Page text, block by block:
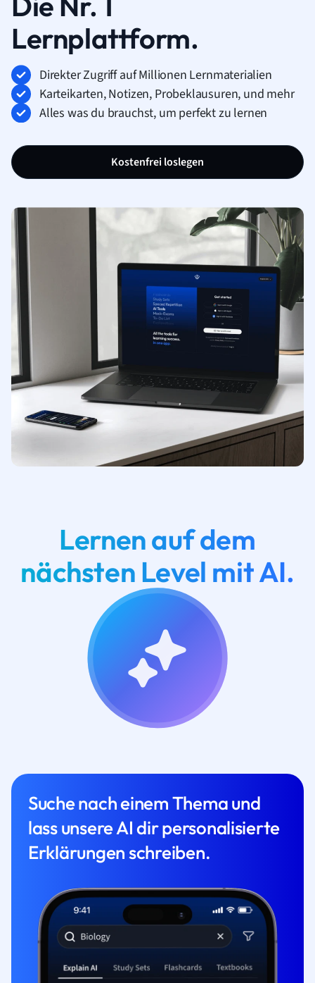
Lernplattform.
Direkter Zugriff auf Millionen Lernmaterialien
Karteikarten, Notizen, Probeklausuren, und mehr
Alles was du brauchst, um perfekt zu lernen
Kostenfrei loslegen
Lernen auf dem
nächsten Level mit AI.
Suche nach einem Thema und
lass unsere AI dir personalisierte
Erklärungen schreiben.